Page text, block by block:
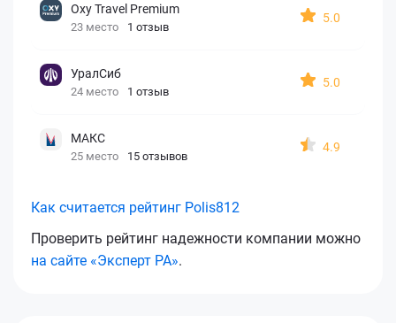
Oxy Travel Premium
23 место 1 отзыв
5.0
УралСиб
24 место 1 отзыв
5.0
МАКС
25 место 15 отзывов
4.9
Как считается рейтинг Polis812
Проверить рейтинг надежности компании можно
на сайте «Эксперт РА».